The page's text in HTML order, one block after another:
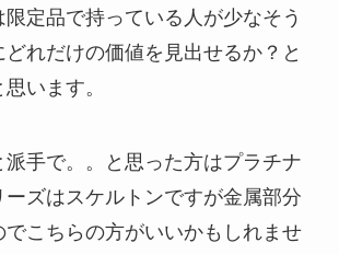
定品で持っている人が少なそう
どれだけの価値を見出せるか？と
います。
手で。。と思った方はプラチナ
ズはスケルトンですが金属部分
でこちらの方がいいかもしれませ